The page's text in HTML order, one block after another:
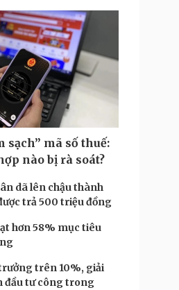
Tiêu dùng
Tỷ giá
Chứng khoán
Giá cà phê
Công nghệ
Sành điệu
Tin Công nghệ
Trải nghiệm
Chuyển đổi số
Câu chuyện thời sự
Đọc truyện đêm khuya
Cửa sổ tình yêu
Hạt giống tâm hồn
sạch” mã số thuế:
nào bị rà soát?
dã lên chậu thành
trả 500 triệu đồng
hơn 58% mục tiêu
trên 10%, giải
đầu tư công trong